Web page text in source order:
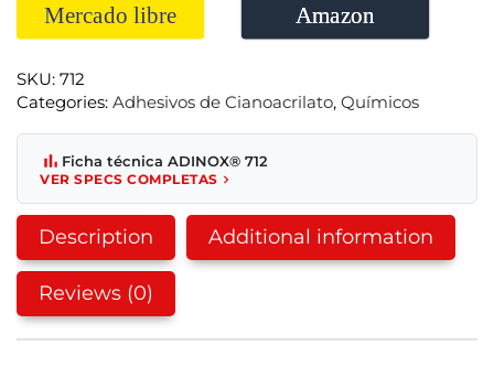
Mercado libre Amazon
SKU: 712
Categories: Adhesivos de Cianoacrilato, Químicos
Ficha técnica ADINOX® 712
VER SPECS COMPLETAS
Description Additional information
Reviews (0)